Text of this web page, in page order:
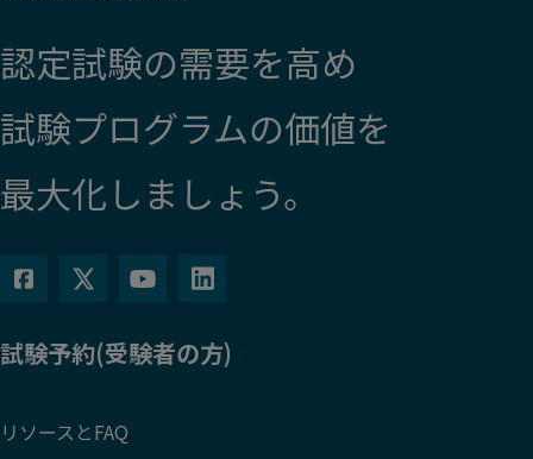
認定試験の需要を高め
試験プログラムの価値を
最大化しましょう。
試験予約(受験者の方)
リソースとFAQ